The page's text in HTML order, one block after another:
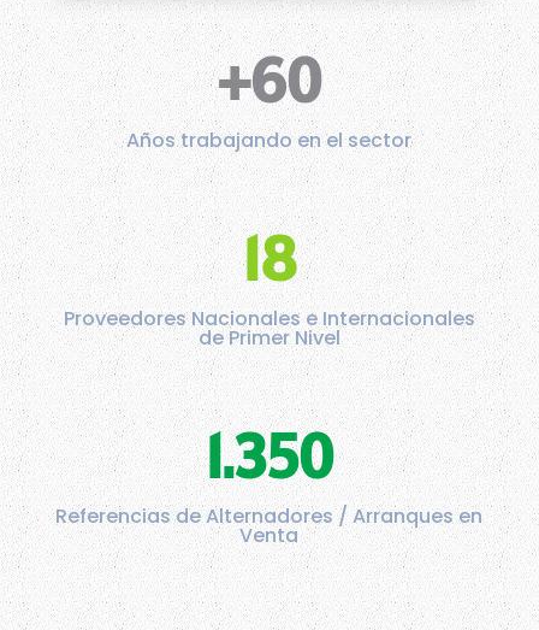
+60
Años trabajando en el sector
18
Proveedores Nacionales e Internacionales
de Primer Nivel
1.350
Referencias de Alternadores / Arranques en
Venta